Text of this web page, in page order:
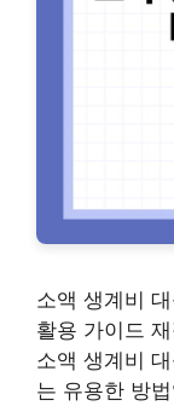
소액 생계비
활용 가이드
소액 생계비
는 유용한 방